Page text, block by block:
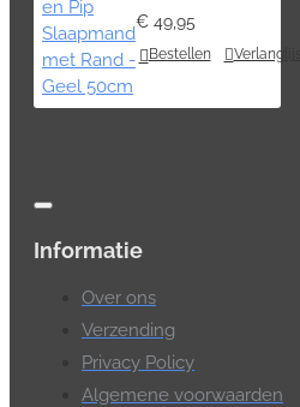
€ 49,95
Bestellen Verlanglijst
Informatie
Over ons
Verzending
Privacy Policy
Algemene voorwaarden